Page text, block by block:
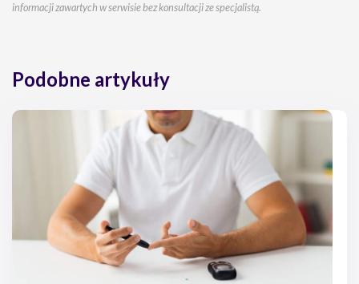
informacji zawartych w serwisie bez konsultacji ze specjalistą.
Podobne artykuły